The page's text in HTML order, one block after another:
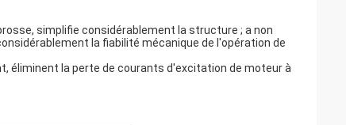
simplifie considérablement la structure ; a non
la fiabilité mécanique de l'opération de
éliminent la perte de courants d'excitation de moteur à